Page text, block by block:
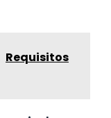
Requisitos